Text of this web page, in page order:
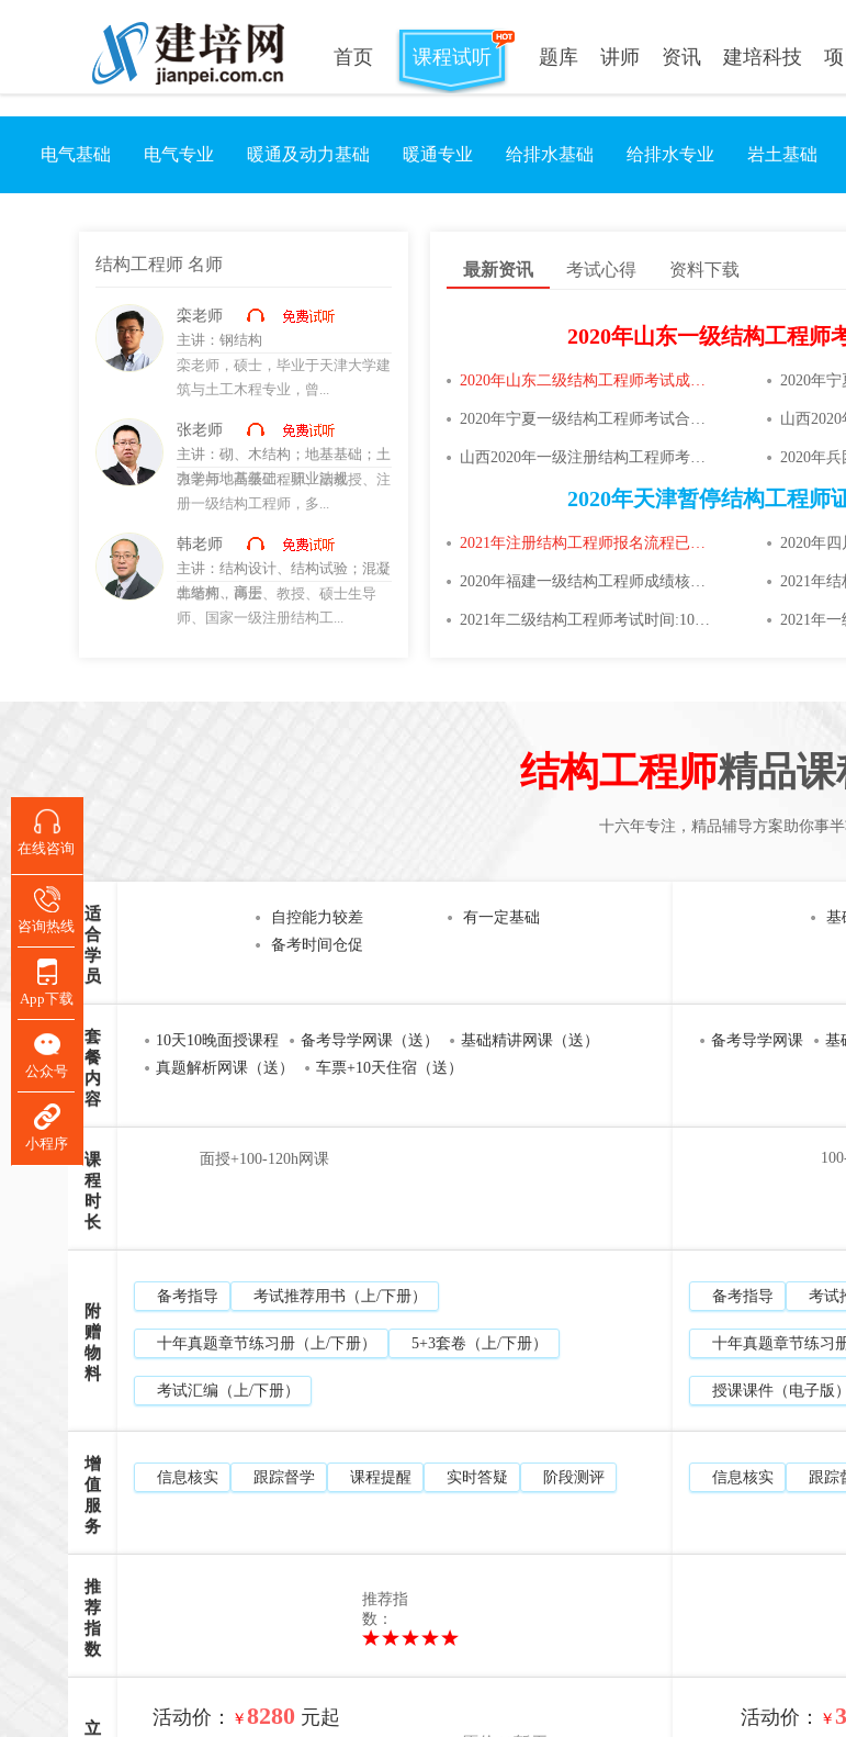
首页 课程试听 题库 讲师 资讯 建培科技
电气基础 电气专业 暖通及动力基础 暖通专业 给排水基础 给排水专业 岩土基础
结构工程师 名师
栾老师
主讲： 钢结构
栾老师，硕士，毕业于天津大学建
筑与土工木程专业，曾...
张老师
主讲： 砌、木结构；地基基础；土
力学与地基基础；职业法规
张老师，高级工程师、副教授、注
册一级结构工程师，多...
韩老师
主讲： 结构设计、结构试验；混凝
土结构、高层
韩老师，博士、教授、硕士生导
师、国家一级注册结构工...
钱老师
施工与管理、土木工程材料
钱老师，高级工程师、某高校讲
最新资讯 考试心得 资料下载
2020年山东二级结构工程师考试成绩合格名单已公布
2020年宁夏一级结构工程师考试合格名单已公布
山西2020年一级注册结构工程师考试成绩合格人员审核通知
2021年注册结构工程师报名流程已公布
2020年福建一级结构工程师成绩核查时间:1月27日至2月4日 2021年
2021年二级结构工程师考试时间:10月24日
结构工程师精品
十六年专注，精品辅导方案助你事
适
合
学
员
自控能力较差
有一定基础
备考时间仓促
基
套
餐
内
容
10天10晚面授课程 备考导学网课（送）
基础精讲网课（送）
真题解析网课（送）
车票+10天住宿（送）
备考导学网课 基
课
程
时
长
面授+100-120h网课
附
赠
物
料
备考指导 考试推荐用书（上/下册）
十年真题章节练习册（上/下册） 5+3套卷（上/下册）
考试汇编（上/下册）
备考指导 考试
十年真题章节练习
授课课件（电子版）
增
值
服
务
信息核实 跟踪督学 课程提醒 实时答疑 阶段测评 信息核实 跟踪
推
荐
指
数
推荐指
数：
立
活动价： ￥ 8280 元起 活动价： ￥
在线咨询
咨询热线
App下载
公众号
小程序